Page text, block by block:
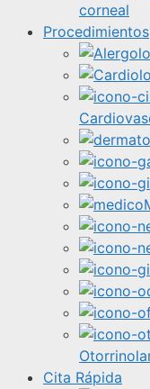
corneal
Procedimientos
Cita Rápida